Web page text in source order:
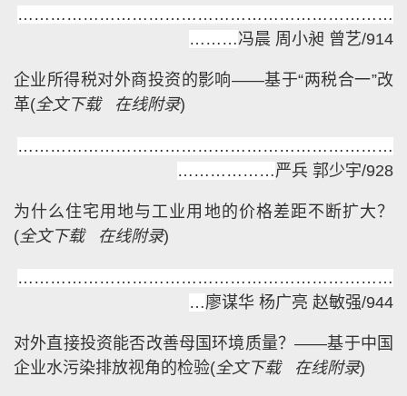
……………………………………………………………
………冯晨 周小昶 曾艺/914
企业所得税对外商投资的影响——基于“两税合一”改
革(全文下载 在线附录)
……………………………………………………………
………………严兵 郭少宇/928
为什么住宅用地与工业用地的价格差距不断扩大？
(全文下载 在线附录)
……………………………………………………………
…廖谋华 杨广亮 赵敏强/944
对外直接投资能否改善母国环境质量？——基于中国
企业水污染排放视角的检验(全文下载 在线附录)